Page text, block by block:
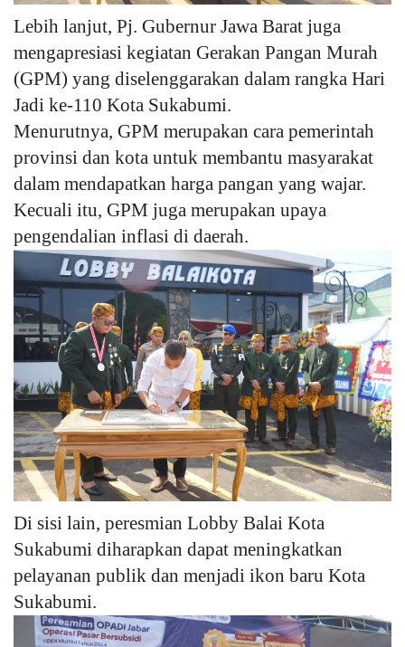
Lebih lanjut, Pj. Gubernur Jawa Barat juga
mengapresiasi kegiatan Gerakan Pangan Murah
(GPM) yang diselenggarakan dalam rangka Hari
Jadi ke-110 Kota Sukabumi.
Menurutnya, GPM merupakan cara pemerintah
provinsi dan kota untuk membantu masyarakat
dalam mendapatkan harga pangan yang wajar.
Kecuali itu, GPM juga merupakan upaya
pengendalian inflasi di daerah.
Di sisi lain, peresmian Lobby Balai Kota
Sukabumi diharapkan dapat meningkatkan
pelayanan publik dan menjadi ikon baru Kota
Sukabumi.